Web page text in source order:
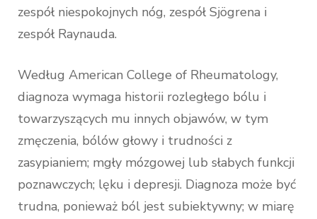
zespół niespokojnych nóg, zespół Sjögrena i
zespół Raynauda.
Według American College of Rheumatology,
diagnoza wymaga historii rozległego bólu i
towarzyszących mu innych objawów, w tym
zmęczenia, bólów głowy i trudności z
zasypianiem; mgły mózgowej lub słabych funkcji
poznawczych; lęku i depresji. Diagnoza może być
trudna, ponieważ ból jest subiektywny; w miarę